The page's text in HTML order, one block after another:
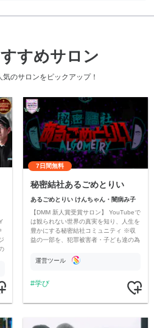
すめサロン
のサロンをピックアップ！
7日間無料
秘密結社あるごめとりい
あるごめとりい けんちゃん・闇病み子
【DMM 新人賞受賞サロン】 YouTubeで
は観られない世界の真実を知り、人生を
豊かにする秘密結社コミュニティ ※収
益の一部を、犯罪被害者・子ども達の為
す運営ツール
学び